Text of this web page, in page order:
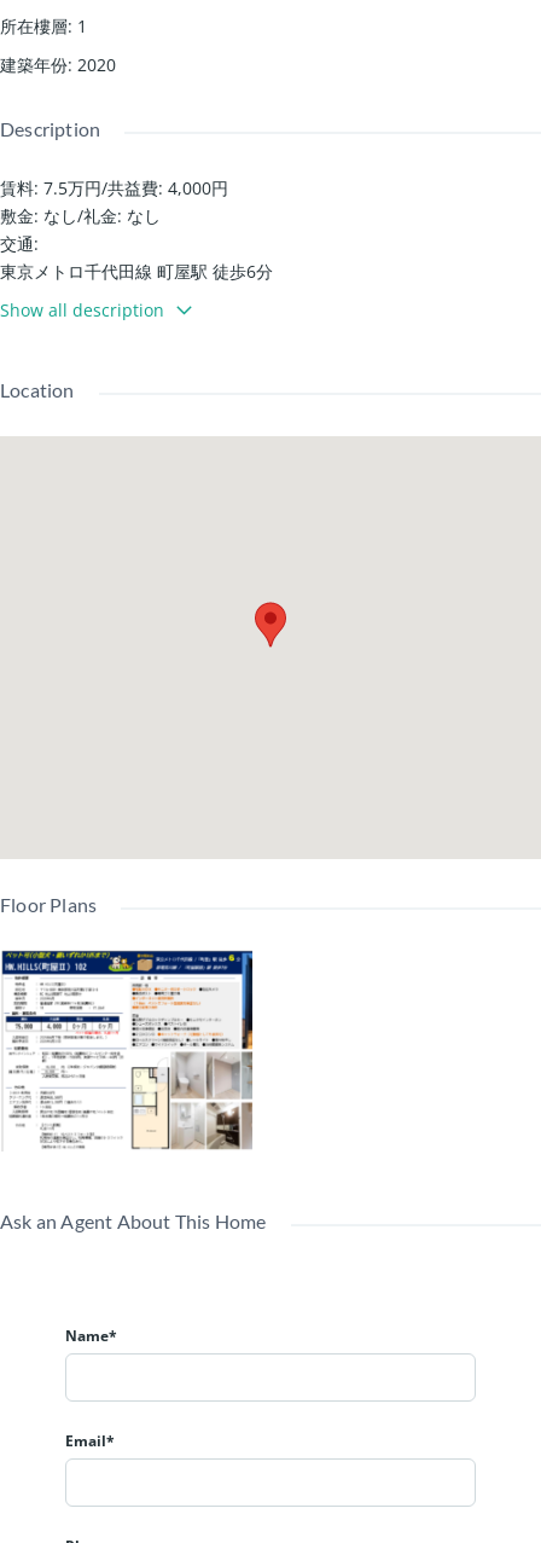
所在樓層: 1
建築年份: 2020
Description
賃料: 7.5万円/共益費: 4,000円
敷金: なし/礼金: なし
交通:
東京メトロ千代田線 町屋駅 徒歩6分
東京さくらトラム（都電荒川線） 町屋駅前駅 徒歩7分
免費上網/帶監視器的對講機 / 防盜攝影機
全電化 / 角落房間
Show all description
Location
Floor Plans
Ask an Agent About This Home
Name*
Email*